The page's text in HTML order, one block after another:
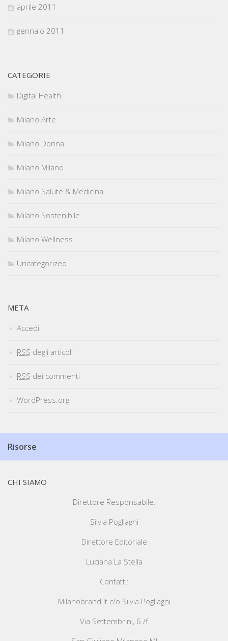
aprile 2011
gennaio 2011
CATEGORIE
Digital Health
Milano Arte
Milano Donna
Milano Milano
Milano Salute & Medicina
Milano Sostenibile
Milano Wellness
Uncategorized
META
Accedi
RSS degli articoli
RSS dei commenti
WordPress.org
Risorse
CHI SIAMO
Direttore Responsabile:
Silvia Pogliaghi
Direttore Editoriale
Luciana La Stella
Contatti:
Milanobrand.it c/o Silvia Pogliaghi
Via Settembrini, 6 /f